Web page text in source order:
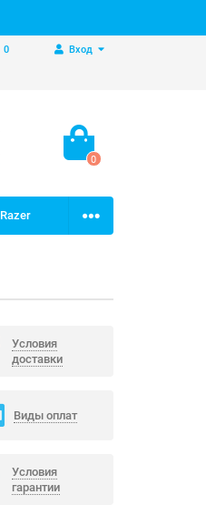
Вход
0
0
Razer
Условия
доставки
Виды оплат
Условия
гарантии